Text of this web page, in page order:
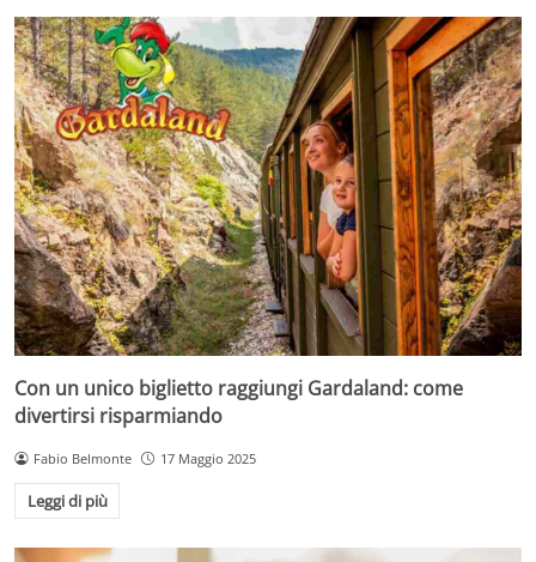
Con un unico biglietto raggiungi Gardaland: come
divertirsi risparmiando
Fabio Belmonte 17 Maggio 2025
Leggi di più